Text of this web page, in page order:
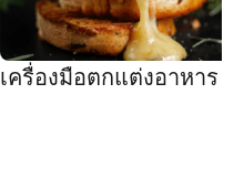
เครื่องมือตกแต่งอาหาร